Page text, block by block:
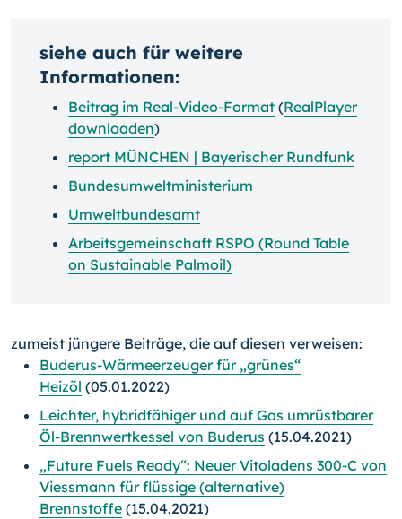
siehe auch für weitere
Informationen:
Beitrag im Real-Video-Format (RealPlayer
downloaden)
report MÜNCHEN | Bayerischer Rundfunk
Bundesumweltministerium
Umweltbundesamt
Arbeitsgemeinschaft RSPO (Round Table
on Sustainable Palmoil)
zumeist jüngere Beiträge, die auf diesen verweisen:
Buderus-Wärmeerzeuger für „grünes“
Heizöl (05.01.2022)
Leichter, hybridfähiger und auf Gas umrüstbarer
Öl-Brenn­wert­kessel von Buderus (15.04.2021)
„Future Fuels Ready“: Neuer Vitoladens 300-C von
Viessmann für flüssige (alternative)
Brennstoffe (15.04.2021)